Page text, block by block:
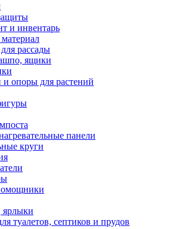
и инвентарь
рассады
ящики
и опоры для растений
панели
круги
ярлыки
туалетов, септиков и прудов